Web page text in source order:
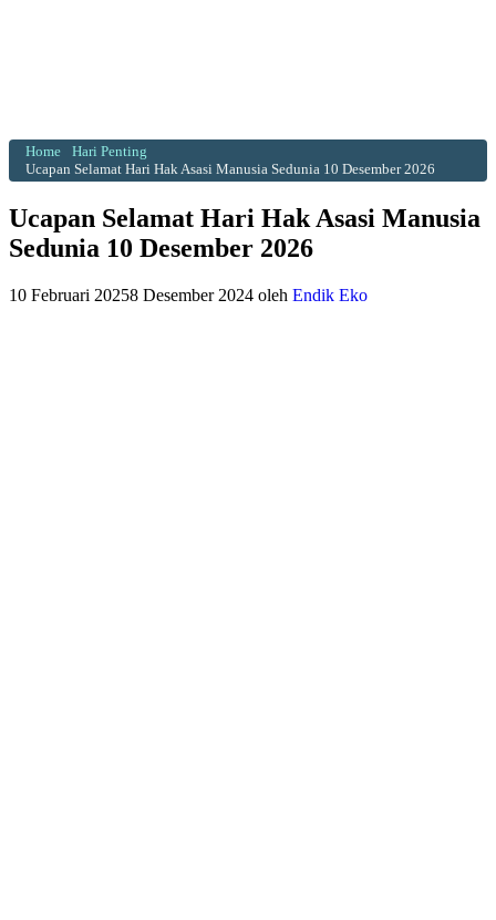
Home
Hari Penting
Ucapan Selamat Hari Hak Asasi Manusia Sedunia 10 Desember 2026
Ucapan Selamat Hari Hak Asasi Manusia
Sedunia 10 Desember 2026
10 Februari 20258 Desember 2024 oleh Endik Eko